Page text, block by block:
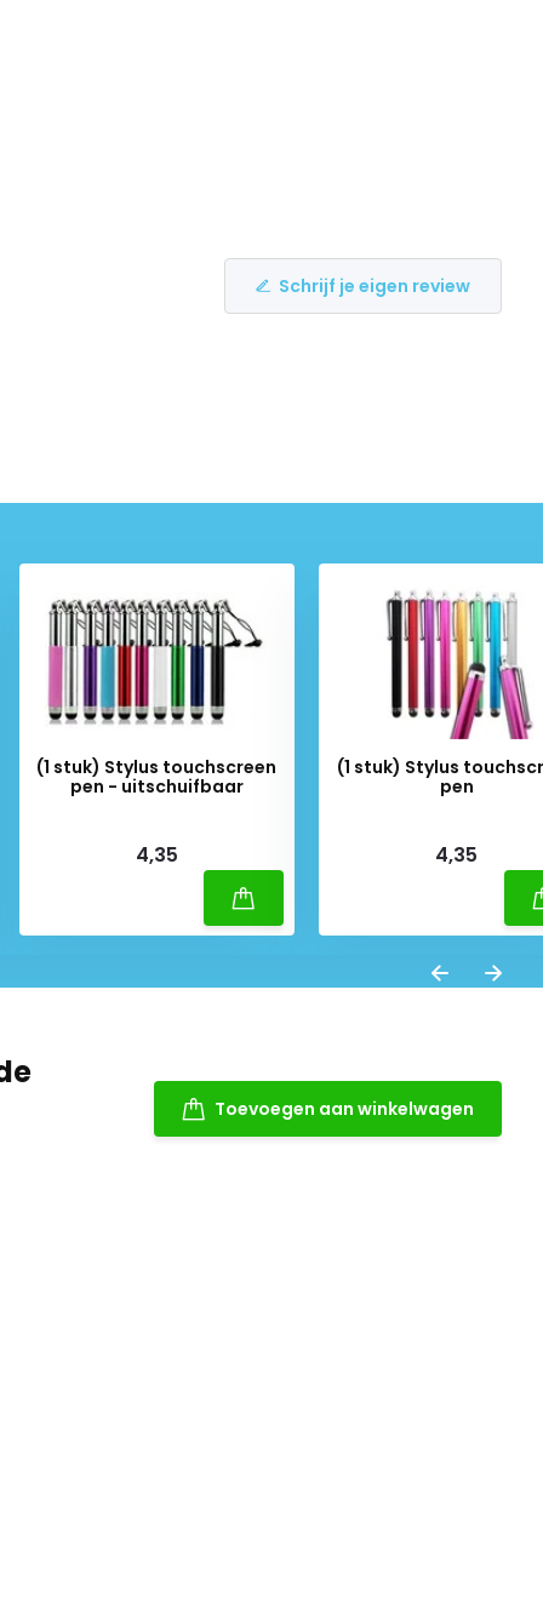
Schrijf je eigen review
(1 stuk) Stylus touchscreen
pen - uitschuifbaar
4,35
(1 stuk) Stylus
pen
4,35
Toevoegen aan winkelwagen